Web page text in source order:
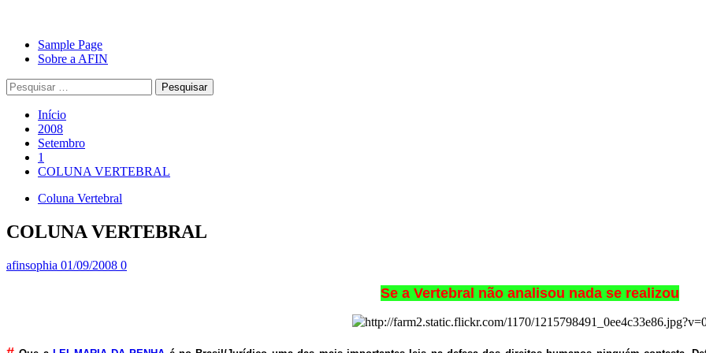
Avançar
para
conteúdo
Primary
Menu
Sample Page
Sobre a AFIN
Pesquisar
por:
Início
2008
Setembro
1
COLUNA VERTEBRAL
Coluna Vertebral
COLUNA VERTEBRAL
afinsophia 01/09/2008 0
Se a Vertebral não analisou nada se realizou